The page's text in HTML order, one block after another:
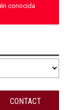
conocida
CONTACT